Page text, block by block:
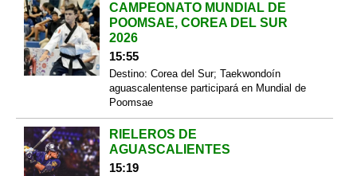
CAMPEONATO MUNDIAL DE
POOMSAE, COREA DEL SUR
2026
15:55
Destino: Corea del Sur; Taekwondoín
aguascalentense participará en Mundial de
Poomsae
RIELEROS DE
AGUASCALIENTES
15:19